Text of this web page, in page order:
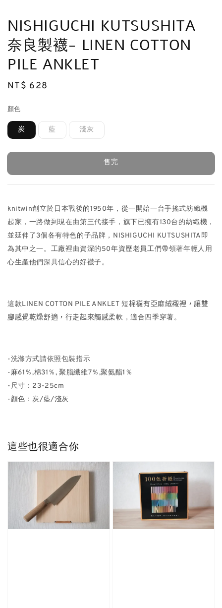
NISHIGUCHI KUTSUSHITA
奈良製襪- LINEN COTTON
PILE ANKLET
Regular
NT$ 628
顏色
炭 藍 淺灰
售完
knitwin創立於日本戰後的1950年，從一開始一台手搖式紡織機
起家，一路做到現在由第三代接手，旗下已擁有130台的紡織機，
並延伸了3個各有特色的子品牌，NISHIGUCHI KUTSUSHITA即
為其中之一。工廠裡由資深的50年資歷老員工們帶領著年輕人用
心生產他們深具信心的好襪子。
這款LINEN COTTON PILE ANKLET 短棉襪有亞麻絨襯裡，讓雙
腳感覺乾燥舒適，行走起來觸感柔軟，適合四季穿著。
-洗滌方式請依照包裝指示
-麻61％,棉31％, 聚脂纖維7％,聚氨酯1％
-尺寸：23-25cm
-顏色：炭/藍/淺灰
這些也很適合你